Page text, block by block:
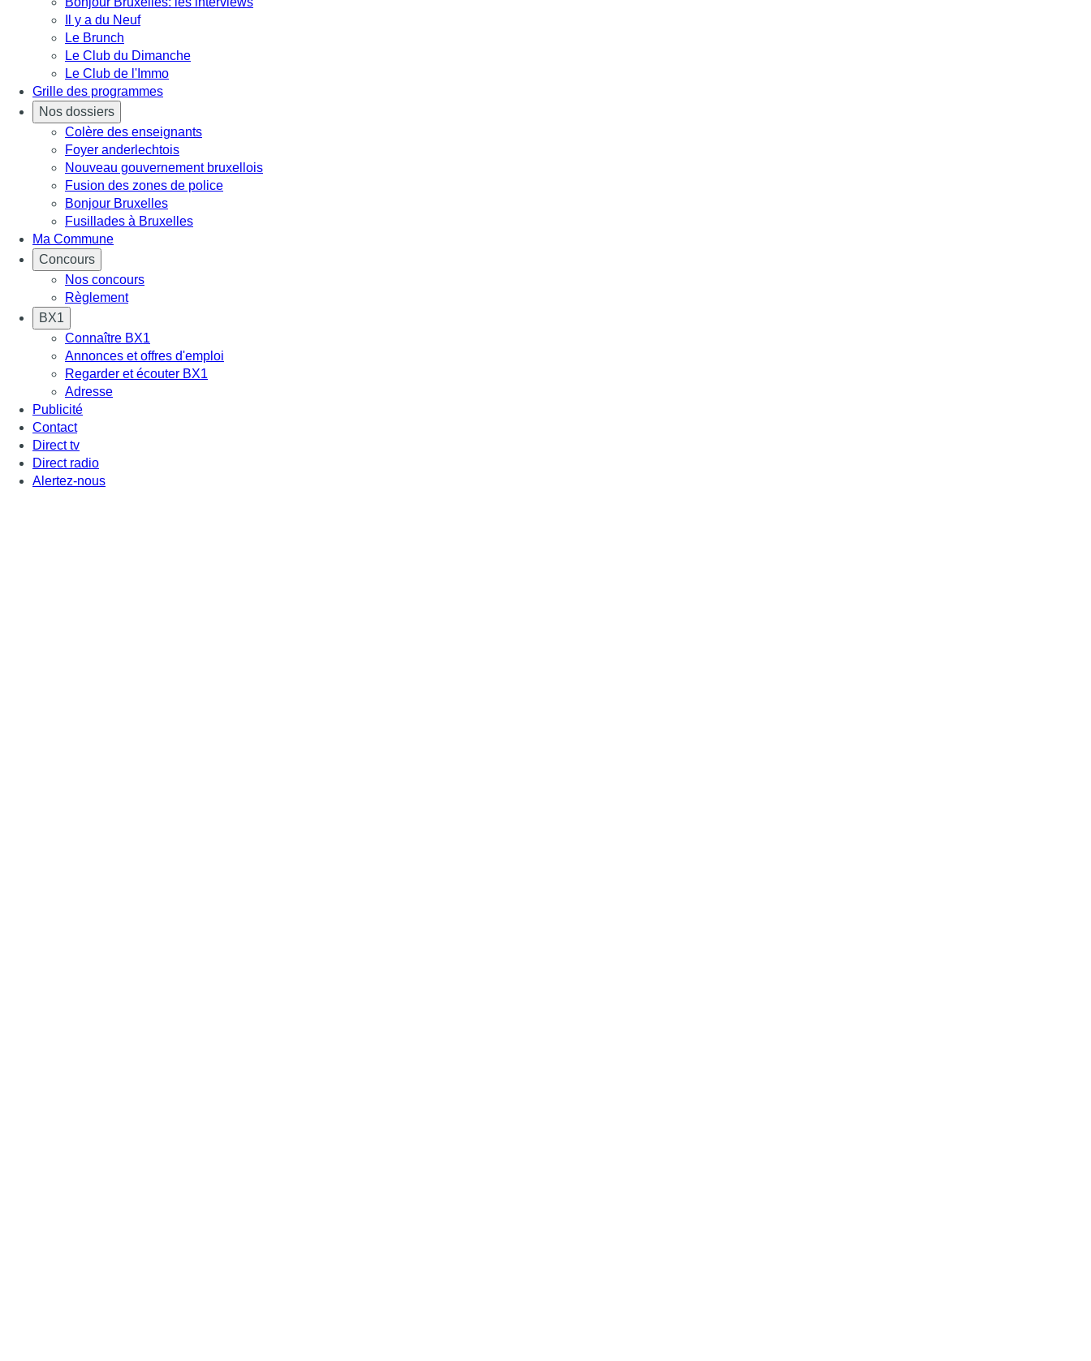
Il y a du Neuf
Le Brunch
Le Club du Dimanche
Le Club de l'Immo
Grille des programmes
Nos dossiers
Colère des enseignants
Foyer anderlechtois
Nouveau gouvernement bruxellois
Fusion des zones de police
Bonjour Bruxelles
Fusillades à Bruxelles
Ma Commune
Concours
Nos concours
Règlement
BX1
Connaître BX1
Annonces et offres d'emploi
Regarder et écouter BX1
Adresse
Publicité
Contact
Direct tv
Direct radio
Alertez-nous